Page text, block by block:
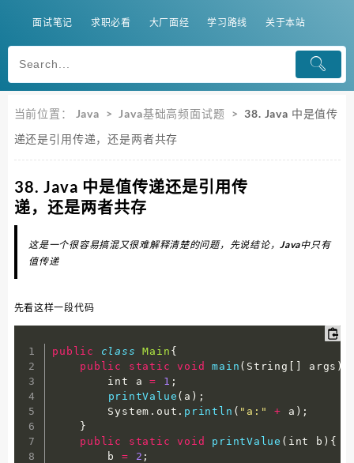
面试笔记 求职必看 大厂面经 学习路线 关于本站
当前位置： Java > Java基础高频面试题 >38. Java 中是值传
递还是引用传递，还是两者共存
38. Java 中是值传递还是引用传
递，还是两者共存
这是一个很容易搞混又很难解释清楚的问题，先说结论，Java中只有
值传递
先看这样一段代码
public class Main {
public
static void main ( String [ ] args )
        int a
= 1 ;
printValue ( a ) ;
        System
. out . println ( "a:" + a ) ;
}
public
static void printValue ( int b ) {
        b
= 2 ;